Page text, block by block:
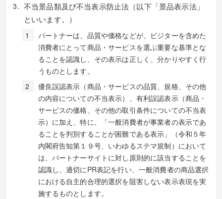
不当景品類及び不当表示防止法（以下「景品表示法」
といいます。）
パートナーは、品質や価格などが、ビジターを含めた
消費者にとって商品・サービスを選ぶ重要な基準とな
ることを認識し、その表示は正しく、分かりやすく行
うものとします。
優良誤認表示（商品・サービスの品質、規格、その他
の内容についての不当表示）、有利誤認表示（商品・
サービスの価格、その他の取引条件についての不当表
示）に加え、特に、「一般消費者が事業者の表示であ
ることを判別することが困難である表示」（令和５年
内閣府告知第１９号、いわゆるステマ規制）において
は、パートナーサイトに対し原則的に該当することを
認識し、適切にPR表記を行い、一般消費者の商品選択
における自主的合理的選択を阻害しない表示表現を実
施するものとします。